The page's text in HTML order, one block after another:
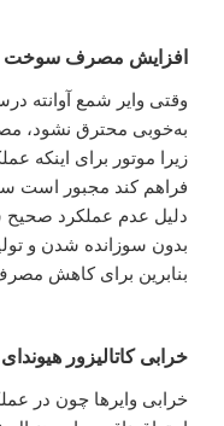
افزایش مصرف سوخت
وقتی وایر شمع آوانته
به‌خوبی محترق نشود،
زیرا موتور برای اینکه
فراهم کند مجبور است
دلیل عدم عملکرد
بدون سوزانده شدن و
بنابرین برای کاهش
خرابی کاتالیزور هیوندای
خرابی وایرها چون در